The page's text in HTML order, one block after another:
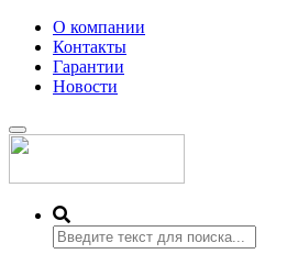
О компании
Контакты
Гарантии
Новости
Переключить
навигацию